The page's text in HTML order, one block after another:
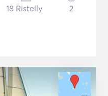
18 Risteily 2